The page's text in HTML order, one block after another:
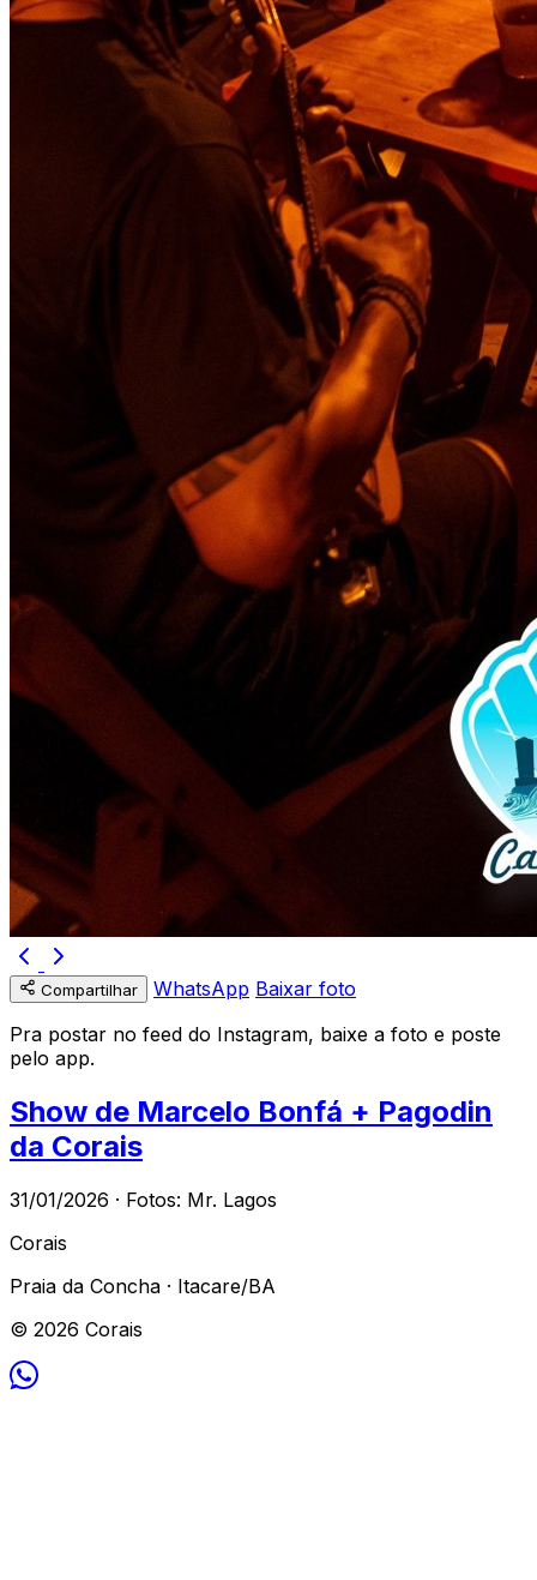
Compartilhar WhatsApp Baixar foto
Pra postar no feed do Instagram, baixe a foto e poste
pelo app.
Show de Marcelo Bonfá + Pagodin
da Corais
31/01/2026 · Fotos: Mr. Lagos
Corais
Praia da Concha · Itacare/BA
© 2026 Corais